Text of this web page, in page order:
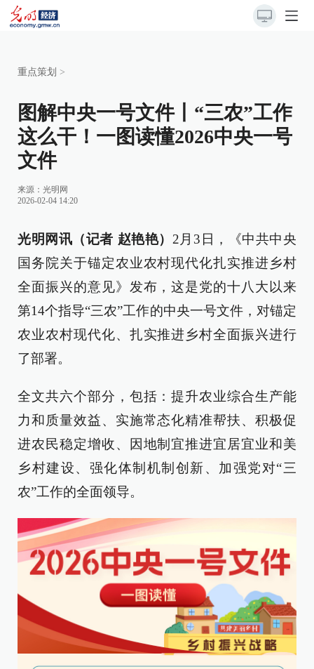
重点策划 >
图解中央一号文件丨“三农”工作
这么干！一图读懂2026中央一号
文件
来源： 光明网
2026-02-04 14:20
光明网讯（记者 赵艳艳） 2月3日，《中共中央
国务院关于锚定农业农村现代化扎实推进乡村
全面振兴的意见》发布，这是党的十八大以来
第14个指导“三农”工作的中央一号文件，对锚定
农业农村现代化、扎实推进乡村全面振兴进行
了部署。
全文共六个部分，包括：提升农业综合生产能
力和质量效益、实施常态化精准帮扶、积极促
进农民稳定增收、因地制宜推进宜居宜业和美
乡村建设、强化体制机制创新、加强党对“三
农”工作的全面领导。